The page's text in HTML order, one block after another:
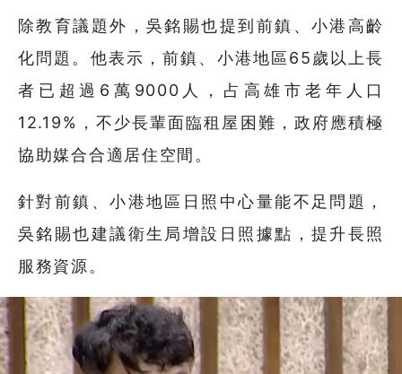
除教育議題外，吳銘賜也提到前鎮、小港高齡
化問題。他表示，前鎮、小港地區65歲以上長
者已超過6萬9000人，占高雄市老年人口
12.19%，不少長輩面臨租屋困難，政府應積極
協助媒合合適居住空間。
針對前鎮、小港地區日照中心量能不足問題，
吳銘賜也建議衛生局增設日照據點，提升長照
服務資源。